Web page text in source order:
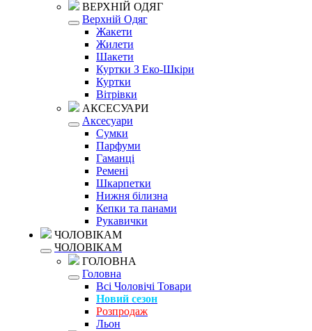
ВЕРХНІЙ ОДЯГ
Верхній Одяг
Жакети
Жилети
Шакети
Куртки З Еко-Шкіри
Куртки
Вітрівки
АКСЕСУАРИ
Аксесуари
Сумки
Парфуми
Гаманці
Ремені
Шкарпетки
Нижня білизна
Кепки та панами
Рукавички
ЧОЛОВІКАМ
ЧОЛОВІКАМ
ГОЛОВНА
Головна
Всі Чоловічі Товари
Новий сезон
Розпродаж
Льон